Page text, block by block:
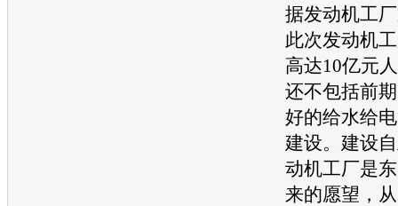
据发动机工
此次发动机
高达10亿元
还不包括前
好的给水给
建设。建设
动机工厂是
来的愿望，